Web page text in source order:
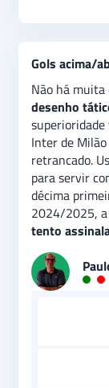
Gols acima/
Não há
desenho
superioridade
Inter de Milão
retrancado.
para servir
décima
2024/2025, a
tento